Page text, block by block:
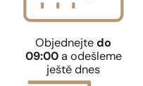
Objednejtedo
09:00a odešleme
ještě dnes